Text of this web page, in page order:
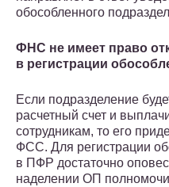
обособленного
ФНС не имеет право
в регистрации
Если подразделение
расчетный счет и
сотрудникам, то его
ФСС. Для регистрации
в ПФР достаточно
наделении ОП